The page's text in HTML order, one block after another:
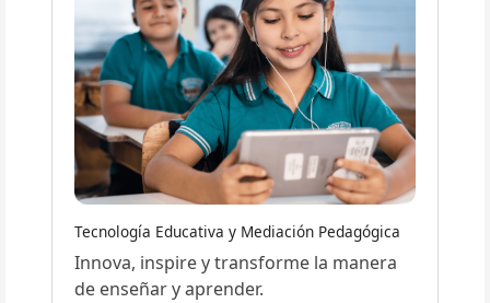
Tecnología Educativa y Mediación Pedagógica
Innova, inspire y transforme la manera
de enseñar y aprender.